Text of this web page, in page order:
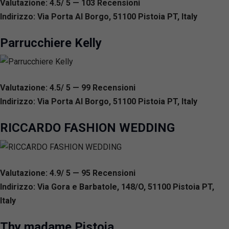
Valutazione: 4.5/ 5 — 103 Recensioni
Indirizzo: Via Porta Al Borgo, 51100 Pistoia PT, Italy
Parrucchiere Kelly
Valutazione: 4.5/ 5 — 99 Recensioni
Indirizzo: Via Porta Al Borgo, 51100 Pistoia PT, Italy
RICCARDO FASHION WEDDING
Valutazione: 4.9/ 5 — 95 Recensioni
Indirizzo: Via Gora e Barbatole, 148/O, 51100 Pistoia PT,
Italy